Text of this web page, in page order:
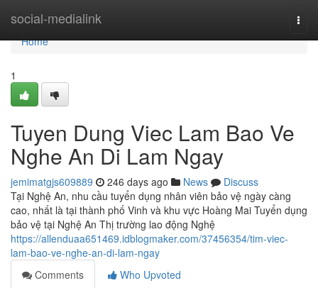
social-medialink
Home
Home
1
Tuyen Dung Viec Lam Bao Ve
Nghe An Di Lam Ngay
jemimatgjs609889 246 days ago News
Discuss
Tại Nghệ An, nhu cầu tuyển dụng nhân viên bảo vệ ngày càng
cao, nhất là tại thành phố Vinh và khu vực Hoàng Mai Tuyển dụng
bảo vệ tại Nghệ An Thị trường lao động Nghệ
https://allenduaa651469.idblogmaker.com/37456354/tim-viec-
lam-bao-ve-nghe-an-di-lam-ngay
Comments
Who Upvoted